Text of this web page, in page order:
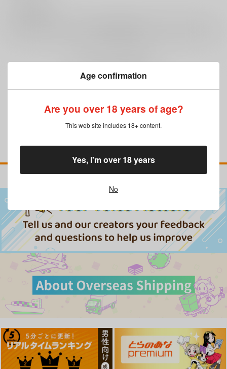
Age confirmation
Are you over 18 years of age?
This web site includes 18+ content.
No
Yes, I'm over 18 years